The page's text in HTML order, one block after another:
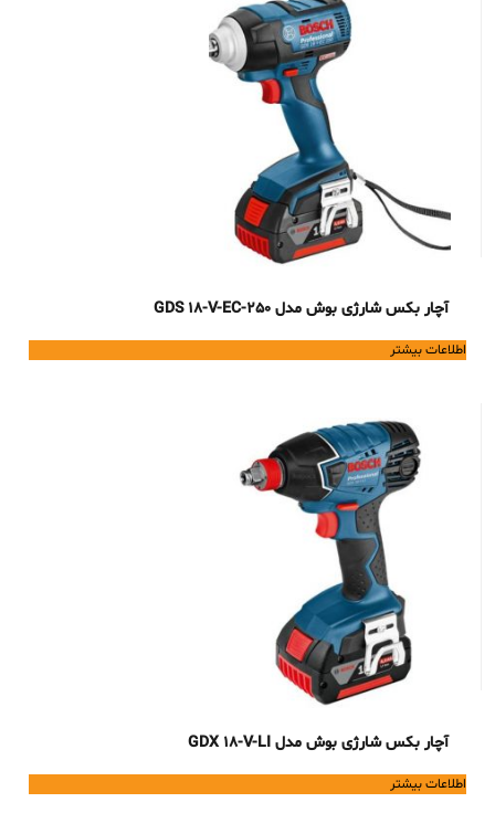
آچار بکس شارژی بوش مدل GDS 18-V-EC-250
اطلاعات بیشتر
آچار بکس شارژی بوش مدل GDX 18-V-LI
اطلاعات بیشتر